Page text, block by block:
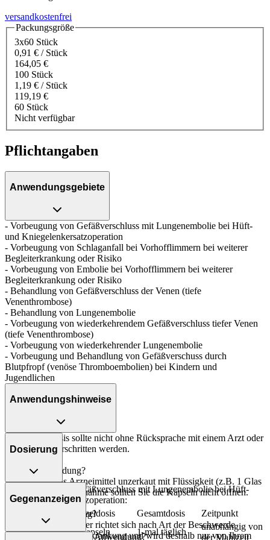
versandkostenfrei
Packungsgröße
3x60 Stück
0,91 € / Stück
164,05 €
100 Stück
1,19 € / Stück
119,19 €
60 Stück
Nicht verfügbar
Pflichtangaben
Anwendungsgebiete
- Vorbeugung von Gefäßverschluss mit Lungenembolie bei Hüft-
und Kniegelenkersatzoperation
- Vorbeugung von Schlaganfall bei Vorhofflimmern bei weiterer
Begleiterkrankung oder Risiko
- Vorbeugung von Embolie bei Vorhofflimmern bei weiterer
Begleiterkrankung oder Risiko
- Behandlung von Gefäßverschluss der Venen (tiefe
Venenthrombose)
- Behandlung von Lungenembolie
- Vorbeugung von wiederkehrendem Gefäßverschluss tiefer Venen
(tiefe Venenthrombose)
- Vorbeugung von wiederkehrender Lungenembolie
- Vorbeugung und Behandlung von Gefäßverschuss durch
Blutpfropf (venöse Thromboembolien) bei Kindern und
Jugendlichen
Anwendungshinweise
Die Gesamtdosis sollte nicht ohne Rücksprache mit einem Arzt oder
Apotheker überschritten werden.
Art der Anwendung?
Nehmen Sie das Arzneimittel unzerkaut mit Flüssigkeit (z.B. 1 Glas
Wasser) ein. Zur Einnahme sollten Sie die Kapseln nicht öffnen.
Dauer der Anwendung?
Die Anwendungsdauer richtet sich nach Art der Beschwerde
und/oder Dauer der Erkrankung und wird deshalb nur von Ihrem
Dosierung
Vorbeugung von Gefäßverschluss mit Lungenembolie bei Hüft-
und Kniegelenkersatzoperation:
Einzeldosis Gesamtdosis
Zeitpunkt
Erwachsene
2 Kapseln 1-mal täglich
unabhängig von
der Mahlzeit
Gegenanzeigen
Was spricht gegen eine Anwendung?